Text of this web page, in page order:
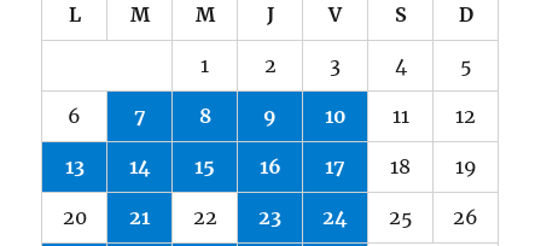
L M M J V S D
1 2 3 4 5
6 7 8 9 10 11 12
13 14 15 16 17 18 19
20 21 22 23 24 25 26